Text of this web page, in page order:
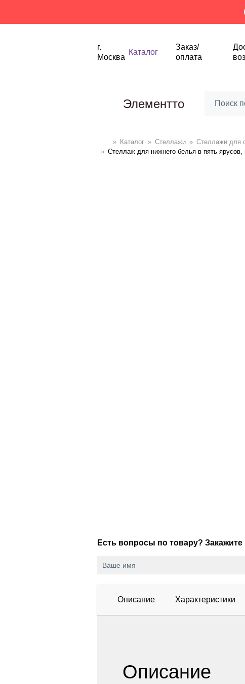
г.
Москва
Каталог
Заказ/
оплата
Элементто
» Каталог » Стеллажи » Cтеллажи для
» Стеллаж для нижнего белья в пять
Есть вопросы по товару?
Описание Характеристики
Описание